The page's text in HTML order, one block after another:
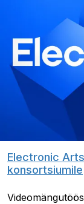
Electronic
konsortsiumile